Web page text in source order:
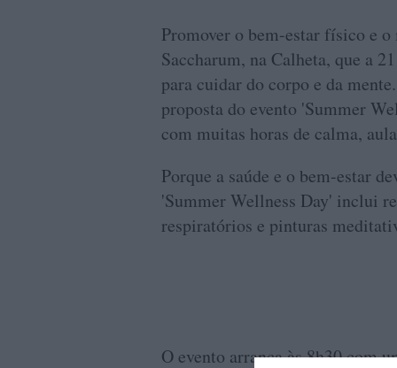
Promover o bem-estar físico e
Saccharum, na Calheta, que a
para cuidar do corpo e da
proposta do evento 'Summer
com muitas horas de calma,
Porque a saúde e o bem-estar
'Summer Wellness Day' inclui
respiratórios e pinturas
O evento arranca às 8h30 com